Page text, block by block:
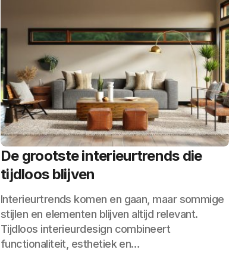
De grootste interieurtrends die
tijdloos blijven
Interieurtrends komen en gaan, maar sommige
stijlen en elementen blijven altijd relevant.
Tijdloos interieurdesign combineert
functionaliteit, esthetiek en…